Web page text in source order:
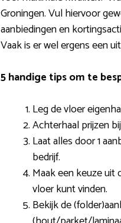
Groningen. Vul hiervoor
aanbiedingen en
Vaak is er wel ergens een
5 handige tips om te
Leg de vloer
Achterhaal prijzen
Laat alles door 1
bedrijf.
Maak een keuze uit
vloer kunt vinden.
Bekijk de